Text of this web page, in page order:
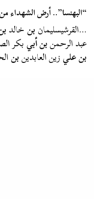
“البهنسا”.. أرض الشهداء
…القرشيسليمانبنخالد
عبد الرحمنبن أبيبكر
بن عليزين العابدينبن